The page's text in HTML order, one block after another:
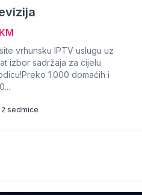
vrhunsku IPTV uslugu uz
izbor sadržaja za cijelu
1.000 domaćih i
sedmice